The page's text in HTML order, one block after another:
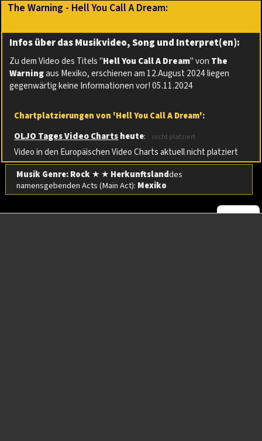
The Warning - Hell You Call A Dream:
Infos über das Musikvideo, Song und Interpret(en):
Zu dem Video des Titels "Hell You Call A Dream" von The
Warningaus Mexiko, erschienen am 12.August 2024 liegen
gegenwärtig keine Informationen vor! 05.11.2024
Chartplatzierungen von 'Hell You Call A Dream':
OLJO Tages Video Chartsheute: nicht platziert
Video in den Europäischen Video Charts aktuell nicht platziert
Musik Genre: Rock★ ★ Herkunftslanddes
namensgebenden Acts (Main Act): Mexiko